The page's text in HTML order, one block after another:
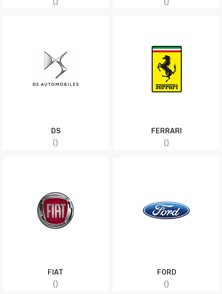
( ) ( )
DS
()
FERRARI
()
FIAT
()
FORD
()